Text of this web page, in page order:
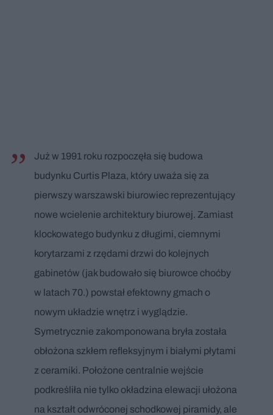
Już w 1991 roku rozpoczęła się budowa
budynku Curtis Plaza, który uważa się za
pierwszy warszawski biurowiec reprezentujący
nowe wcielenie architektury biurowej. Zamiast
klockowatego budynku z długimi, ciemnymi
korytarzami z rzędami drzwi do kolejnych
gabinetów (jak budowało się biurowce choćby
w latach 70.) powstał efektowny gmach o
nowym układzie wnętrz i wyglądzie.
Symetrycznie zakomponowana bryła została
obłożona szkłem refleksyjnym i białymi płytami
z ceramiki. Położone centralnie wejście
podkreśliła nie tylko okładzina elewacji ułożona
na kształt odwróconej schodkowej piramidy, ale